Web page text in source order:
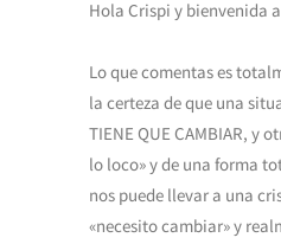
Hola Crispi y bienvenida
Lo que comentas es
la certeza de que una
TIENE QUE CAMBIAR, y
lo loco» y de una forma
nos puede llevar a una
«necesito cambiar» y